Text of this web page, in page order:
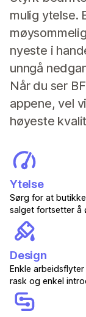
mulig ytelse.
nyeste i
unngå
Når du ser
appene, vel
høyeste
Ytelse
Sørg for at
salget fortsetter å
Design
Enkle
rask og enkel